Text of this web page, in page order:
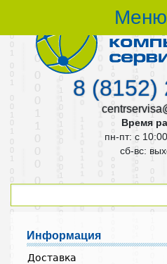
Меню
8 (8152)
Время
пн-пт: с
cб-вс:
Информация
Доставка